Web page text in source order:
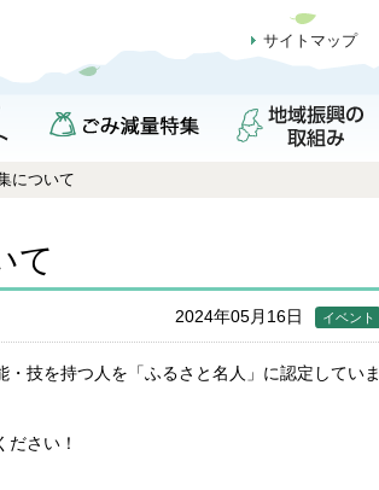
サイトマップ
について
て
2024年05月16日 イベント
技を持つ人を「ふるさと名人」に認定していま
さい！